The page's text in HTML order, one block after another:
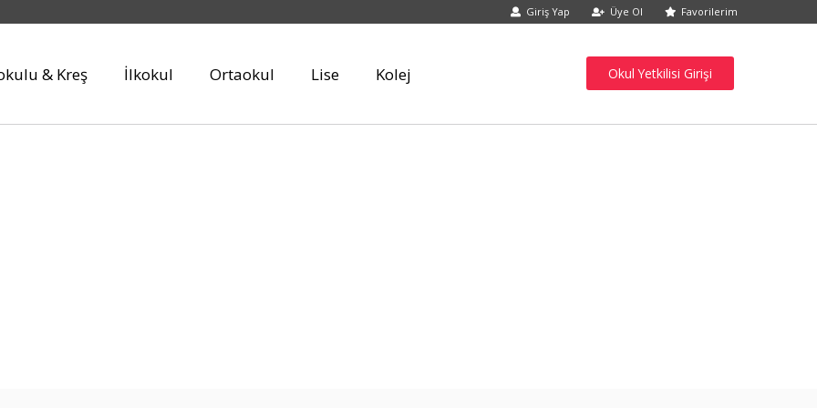
Giriş Yap Üye Ol Favorilerim
& Kreş İlkokul Ortaokul Lise Kolej Okul Yetkilisi Girişi